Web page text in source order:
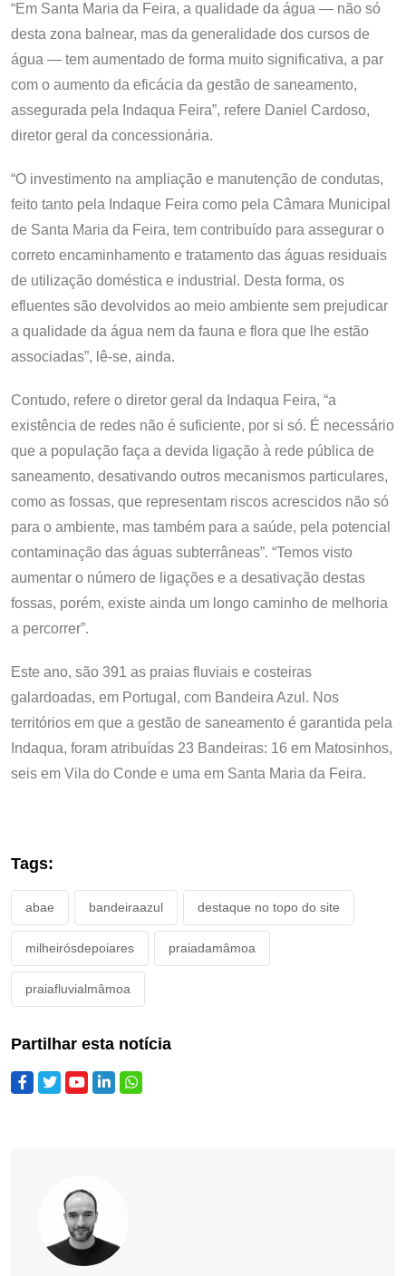
“Em Santa Maria da Feira, a qualidade da água — não só
desta zona balnear, mas da generalidade dos cursos de
água — tem aumentado de forma muito significativa, a par
com o aumento da eficácia da gestão de saneamento,
assegurada pela Indaqua Feira”, refere Daniel Cardoso,
diretor geral da concessionária.
“O investimento na ampliação e manutenção de condutas,
feito tanto pela Indaque Feira como pela Câmara Municipal
de Santa Maria da Feira, tem contribuído para assegurar o
correto encaminhamento e tratamento das águas residuais
de utilização doméstica e industrial. Desta forma, os
efluentes são devolvidos ao meio ambiente sem prejudicar
a qualidade da água nem da fauna e flora que lhe estão
associadas”, lê-se, ainda.
Contudo, refere o diretor geral da Indaqua Feira, “a
existência de redes não é suficiente, por si só. É necessário
que a população faça a devida ligação à rede pública de
saneamento, desativando outros mecanismos particulares,
como as fossas, que representam riscos acrescidos não só
para o ambiente, mas também para a saúde, pela potencial
contaminação das águas subterrâneas”. “Temos visto
aumentar o número de ligações e a desativação destas
fossas, porém, existe ainda um longo caminho de melhoria
a percorrer”.
Este ano, são 391 as praias fluviais e costeiras
galardoadas, em Portugal, com Bandeira Azul. Nos
territórios em que a gestão de saneamento é garantida pela
Indaqua, foram atribuídas 23 Bandeiras: 16 em Matosinhos,
seis em Vila do Conde e uma em Santa Maria da Feira.
Tags:
abae bandeiraazul destaque no topo do site
milheirósdepoiares praiadamâmoa
praiafluvialmâmoa
Partilhar esta notícia